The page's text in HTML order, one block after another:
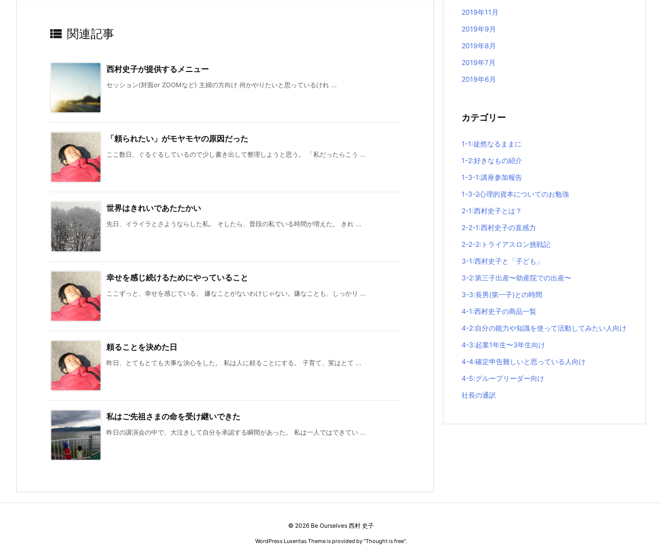
 関連記事
西村史子が提供するメニュー
セッション(対面or ZOOMなど) 主婦の方向け 何かやりたいと思っているけれ ...
「頼られたい」がモヤモヤの原因だった
ここ数日、ぐるぐるしているので少し書き出して整理しようと思う。 「私だったらこう ...
世界はきれいであたたかい
先日、イライラとさようならした私。 そしたら、普段の私でいる時間が増えた。 きれ ...
幸せを感じ続けるためにやっていること
ここずっと、幸せを感じている。 嫌なことがないわけじゃない。嫌なことも、しっかり ...
頼ることを決めた日
昨日、とてもとても大事な決心をした。 私は人に頼ることにする。 子育て、実はとて ...
私はご先祖さまの命を受け継いできた
昨日の講演会の中で、大泣きして自分を承認する瞬間があった。 私は一人ではできてい ...
2019年11月
2019年9月
2019年8月
2019年7月
2019年6月
カテゴリー
1-1:徒然なるままに
1-2:好きなもの紹介
1-3-1:講座参加報告
1-3-2心理的資本についてのお勉強
2-1:西村史子とは？
2-2-1:西村史子の直感力
2-2-2:トライアスロン挑戦記
3-1:西村史子と「子ども」
3-2:第三子出産〜助産院での出産〜
3-3:長男(第一子)との時間
4-1:西村史子の商品一覧
4-2:自分の能力や知識を使って活動してみたい人向け
4-3:起業1年生〜3年生向け
4-4:確定申告難しいと思っている人向け
4-5:グループリーダー向け
社長の通訳
© 2026 Be Ourselves 西村 史子
WordPress Luxeritas Theme is provided by "Thought is free".